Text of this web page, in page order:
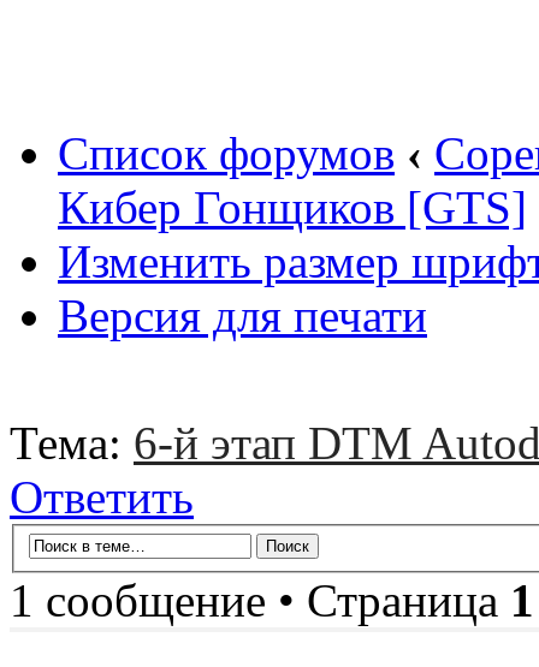
Список форумов ‹
Кибер Гонщиков [GTS]
Изменить размер
Версия для печати
Тема: 6-й этап DTM
Ответить
1 сообщение • Страница 1